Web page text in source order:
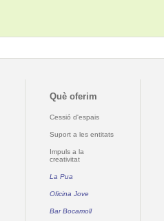
Què oferim
Cessió d'espais
Suport a les entitats
Impuls a la
creativitat
La Pua
Oficina Jove
Bar Bocamoll